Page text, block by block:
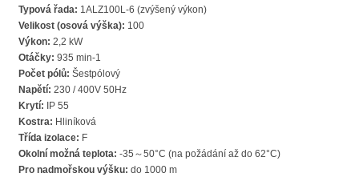
6,
935
ot.
zvýšený
výkon
VYBO
Electric
množství
Typová řada: 1ALZ100L-6 (zvýšený výkon)
Velikost (osová výška): 100
Výkon: 2,2 kW
Otáčky: 935 min-1
Počet pólů: Šestpólový
Napětí: 230 / 400V 50Hz
Krytí: IP 55
Kostra: Hliníková
Třída izolace: F
Okolní možná teplota: -35～50°C (na požádání až do 62°C)
Pro nadmořskou výšku: do 1000 m